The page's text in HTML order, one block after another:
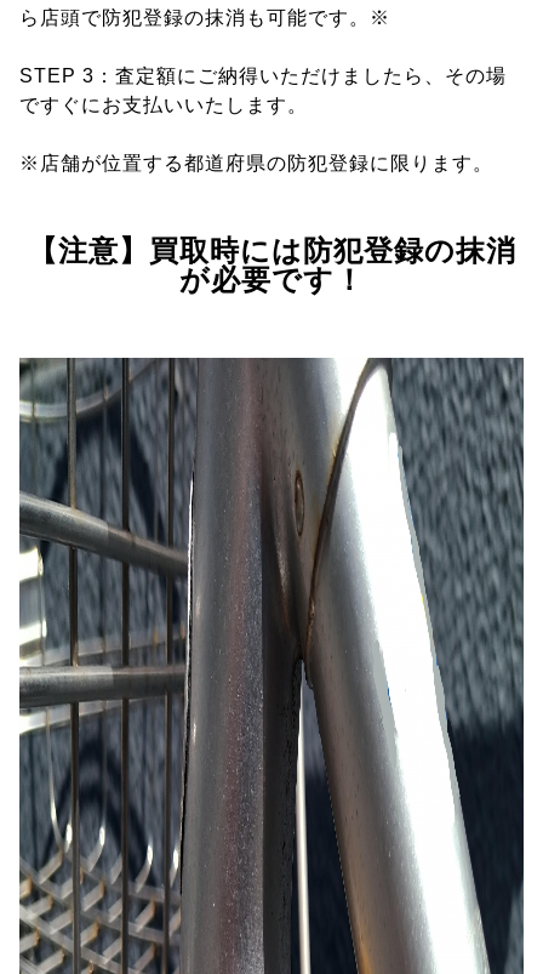
ら店頭で防犯登録の抹消も可能です。※
STEP 3：査定額にご納得いただけましたら、その場
ですぐにお支払いいたします。
※店舗が位置する都道府県の防犯登録に限ります。
【注意】買取時には防犯登録の抹消
が必要です！